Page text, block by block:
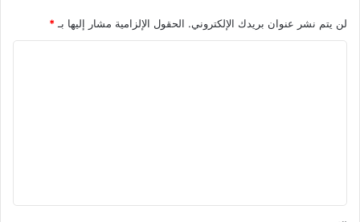
لن يتم نشر عنوان بريدك الإلكتروني. الحقول الإلزامية مشار إليها بـ *